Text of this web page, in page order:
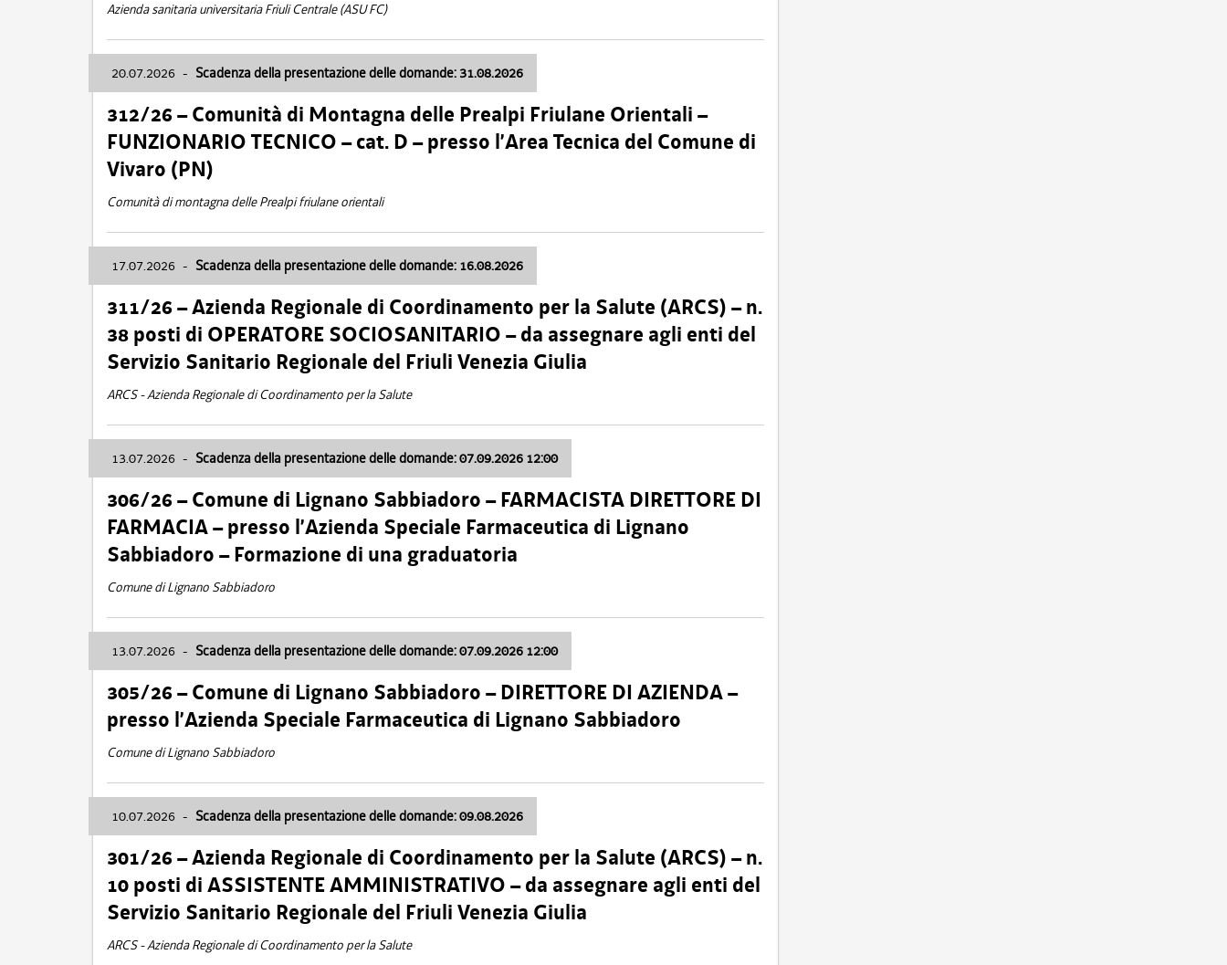
Azienda sanitaria universitaria Friuli Centrale (ASU FC)
20.07.2026 - Scadenza della presentazione delle domande: 31.08.2026
312/26 – Comunità di Montagna delle Prealpi Friulane Orientali –
FUNZIONARIO TECNICO – cat. D – presso l’Area Tecnica del Comune di
Vivaro (PN)
Comunità di montagna delle Prealpi friulane orientali
17.07.2026 - Scadenza della presentazione delle domande: 16.08.2026
311/26 – Azienda Regionale di Coordinamento per la Salute (ARCS) – n.
38 posti di OPERATORE SOCIOSANITARIO – da assegnare agli enti del
Servizio Sanitario Regionale del Friuli Venezia Giulia
ARCS - Azienda Regionale di Coordinamento per la Salute
13.07.2026 - Scadenza della presentazione delle domande: 07.09.2026 12:00
306/26 – Comune di Lignano Sabbiadoro – FARMACISTA DIRETTORE DI
FARMACIA – presso l’Azienda Speciale Farmaceutica di Lignano
Sabbiadoro – Formazione di una graduatoria
Comune di Lignano Sabbiadoro
13.07.2026 - Scadenza della presentazione delle domande: 07.09.2026 12:00
305/26 – Comune di Lignano Sabbiadoro – DIRETTORE DI AZIENDA –
presso l’Azienda Speciale Farmaceutica di Lignano Sabbiadoro
Comune di Lignano Sabbiadoro
10.07.2026 - Scadenza della presentazione delle domande: 09.08.2026
301/26 – Azienda Regionale di Coordinamento per la Salute (ARCS) – n.
10 posti di ASSISTENTE AMMINISTRATIVO – da assegnare agli enti del
Servizio Sanitario Regionale del Friuli Venezia Giulia
ARCS - Azienda Regionale di Coordinamento per la Salute